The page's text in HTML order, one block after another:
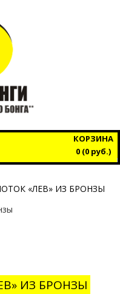
КОРЗИНА
0 (0 руб.)
«ЛЕВ» ИЗ БРОНЗЫ
ИЗ БРОНЗЫ